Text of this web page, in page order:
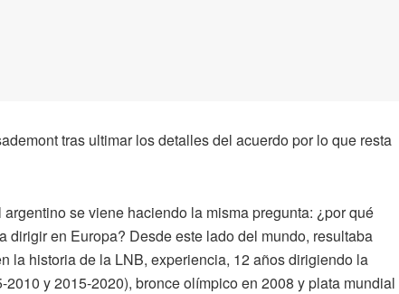
tras ultimar los detalles del acuerdo por lo que resta
se viene haciendo la misma pregunta: ¿por qué
dirigir en Europa? Desde este lado del mundo, resultaba
la historia de la LNB, experiencia, 12 años dirigiendo la
y 2015-2020), bronce olímpico en 2008 y plata mundial